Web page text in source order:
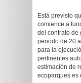
Está previsto
comience a
del contrato de
periodo de 20
para la
pertinentes
estimación de
ecoparques es